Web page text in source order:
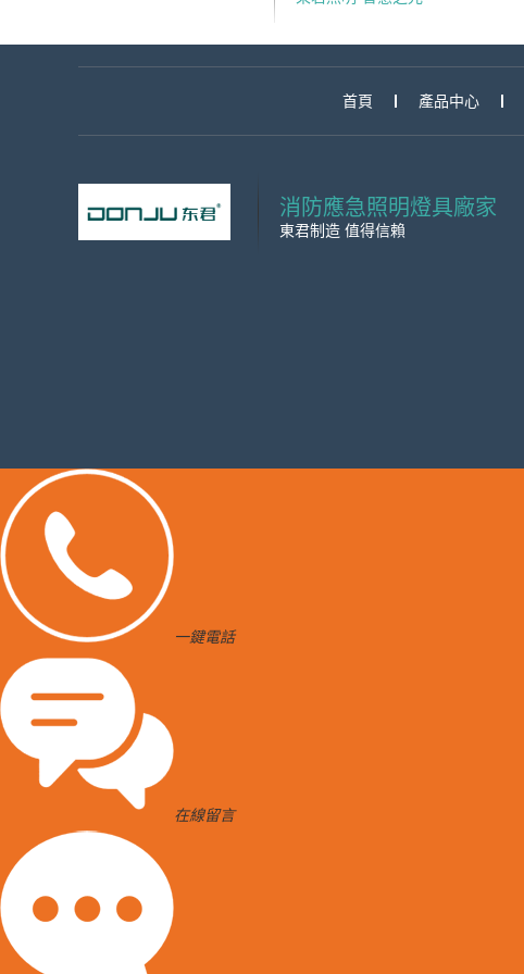
首頁 產品中心
消防應急照明燈具廠家
東君制造 值得信賴
一鍵電話
在線留言